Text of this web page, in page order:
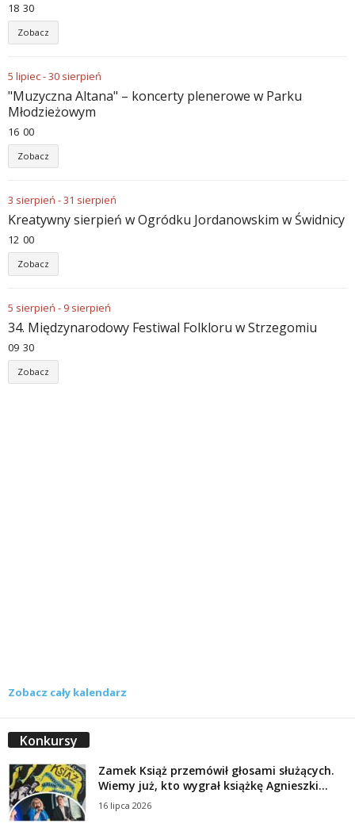
18 30
Zobacz
5 lipiec-30 sierpień
"Muzyczna Altana" – koncerty plenerowe w Parku
Młodzieżowym
16 00
Zobacz
3 sierpień -31 sierpień
Kreatywny sierpień w Ogródku Jordanowskim w Świdnicy
12 00
Zobacz
5 sierpień - 9 sierpień
34. Międzynarodowy Festiwal Folkloru w Strzegomiu
09 30
Zobacz
Zobacz cały kalendarz
Konkursy
Zamek Książ przemówił głosami służących.
Wiemy już, kto wygrał książkę Agnieszki...
16 lipca 2026